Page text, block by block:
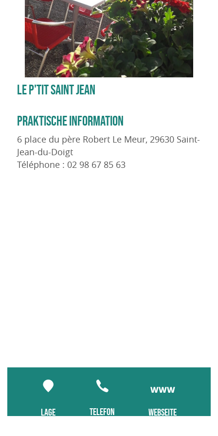
LE P'TIT SAINT JEAN
PRAKTISCHE INFORMATION
6 place du père Robert Le Meur, 29630 Saint-
Jean-du-Doigt
Téléphone : 02 98 67 85 63
LAGE TELEFON WEBSEITE